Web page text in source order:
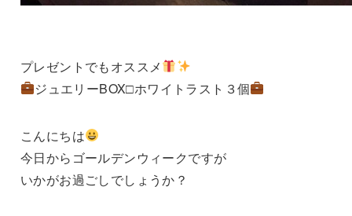
プレゼントでもオススメ
ジュエリーBOX□ホワイトラスト３個
こんにちは
今日からゴールデンウィークですが
いかがお過ごしでしょうか？